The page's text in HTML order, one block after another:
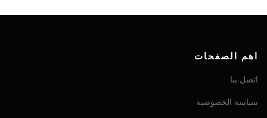
اهم الصفحات
اتصل بنا
سياسة الخصوصية